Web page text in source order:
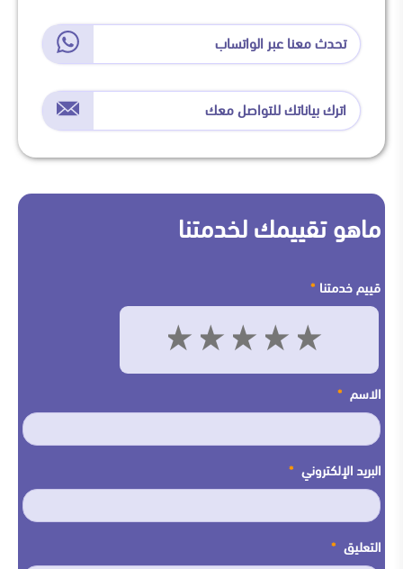
تحدث معنا عبر الواتساب
اترك بياناتك للتواصل معك
ماهو تقييمك لخدمتنا
قييم خدمتنا *
4 3 2 1
الاسم *
البريد الإلكتروني *
التعليق *